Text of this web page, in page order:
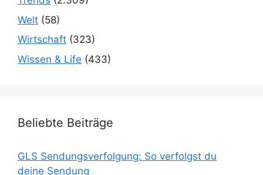
Welt (58)
Wirtschaft (323)
Wissen & Life (433)
Beliebte Beiträge
GLS Sendungsverfolgung: So verfolgst du
deine Sendung